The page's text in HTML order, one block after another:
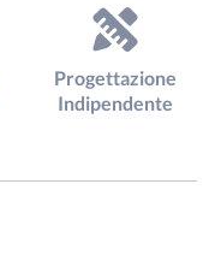
Progettazione
Indipendente